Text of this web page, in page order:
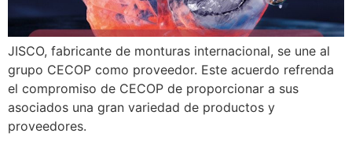
JISCO, fabricante de monturas internacional, se une al
grupo CECOP como proveedor. Este acuerdo refrenda
el compromiso de CECOP de proporcionar a sus
asociados una gran variedad de productos y
proveedores.